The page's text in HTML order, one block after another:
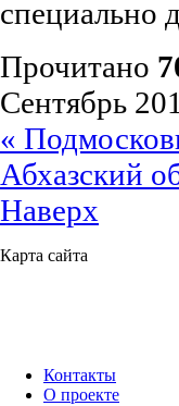
специально
Прочитано
Сентябрь
«
Абхазский
Наверх
Карта сайта
Контакты
О проекте